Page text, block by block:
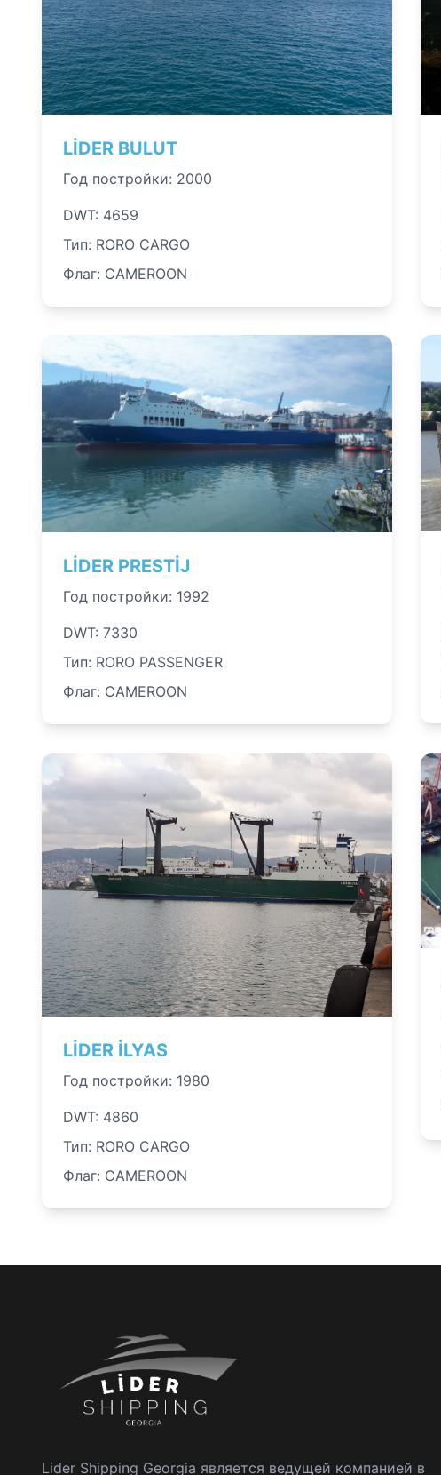
LİDER BULUT
Год постройки: 2000
DWT: 4659
Тип: RORO CARGO
Флаг: CAMEROON
LİDER PRESTİJ
Год постройки: 1992
DWT: 7330
Тип: RORO PASSENGER
Флаг: CAMEROON
LİDER İLYAS
Год постройки: 1980
DWT: 4860
Тип: RORO CARGO
Флаг: CAMEROON
Lider Shipping Georgia является ведущей компанией в